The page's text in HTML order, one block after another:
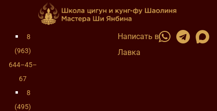
8
(963)
644–45–
67
8
(495)
Написать в
Лавка